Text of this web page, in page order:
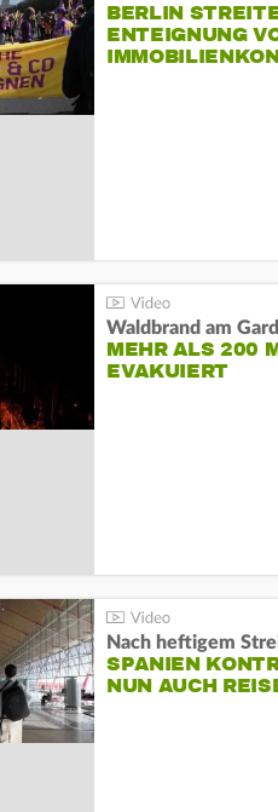
BERLIN
ENTEIGNUNG
Waldbrand am
MEHR ALS 200
EVAKUIERT
Nach heftigem
SPANIEN
NUN AUCH